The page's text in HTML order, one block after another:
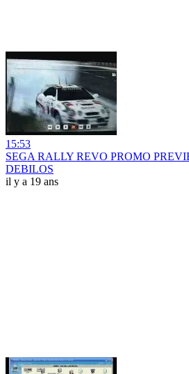
15:53
SEGA RALLY REVO PROMO
DEBILOS
il y a 19 ans